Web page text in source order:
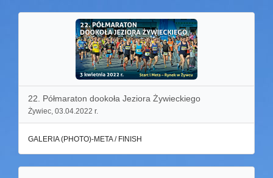
22. Półmaraton dookoła Jeziora Żywieckiego
Żywiec, 03.04.2022 r.
GALERIA (PHOTO)-META / FINISH